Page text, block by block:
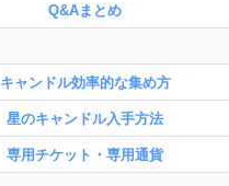
Q&Aまとめ
キャンドル効率的な集め方
星のキャンドル入手方法
専用チケット・専用通貨